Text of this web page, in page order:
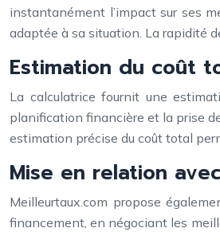
instantanément l’impact sur ses
adaptée à sa situation. La rapidité
Estimation du coût
La calculatrice fournit une
planification financière et la prise
estimation précise du coût total
Mise en relation
Meilleurtaux.com propose
financement, en négociant les